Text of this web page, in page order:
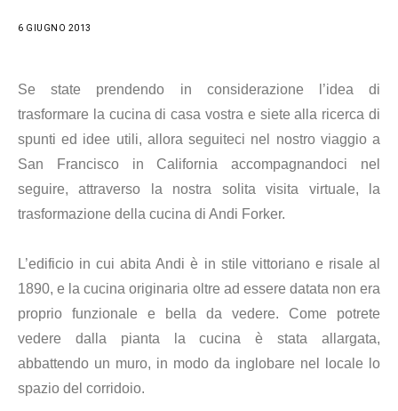
6 GIUGNO 2013
Se state prendendo in considerazione l’idea di
trasformare la cucina di casa vostra e siete alla ricerca di
spunti ed idee utili, allora seguiteci nel nostro viaggio a
San Francisco in California accompagnandoci nel
seguire, attraverso la nostra solita visita virtuale, la
trasformazione della cucina di Andi Forker.
L’edificio in cui abita Andi è in stile vittoriano e risale al
1890, e la cucina originaria oltre ad essere datata non era
proprio funzionale e bella da vedere. Come potrete
vedere dalla pianta la cucina è stata allargata,
abbattendo un muro, in modo da inglobare nel locale lo
spazio del corridoio.